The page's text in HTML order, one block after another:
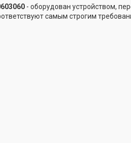
- оборудован устройством,
самым строгим